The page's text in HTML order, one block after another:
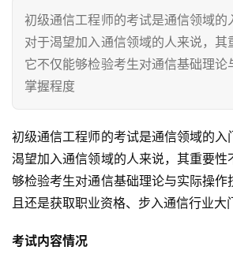
初级通信工程师的考试是通信领域的
对于渴望加入通信领域的人来说，其
它不仅能够检验考生对通信基础理论
掌握程度
初级通信工程师的考试是通信领域的入
渴望加入通信领域的人来说，其重要性
够检验考生对通信基础理论与实际操作
且还是获取职业资格、步入通信行业大
考试内容情况